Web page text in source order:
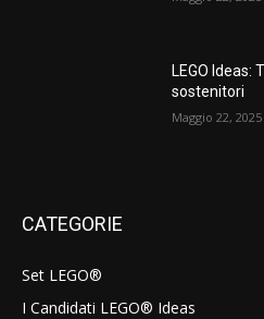
LEGO Ideas:
sostenitori
Maggio 22, 2025
CATEGORIE
Set LEGO®
I Candidati LEGO® Ideas